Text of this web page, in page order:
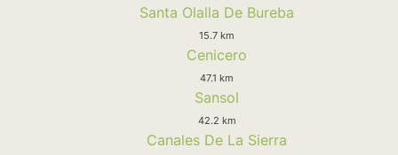
Santa Olalla De Bureba
15.7 km
Cenicero
47.1 km
Sansol
42.2 km
Canales De La Sierra